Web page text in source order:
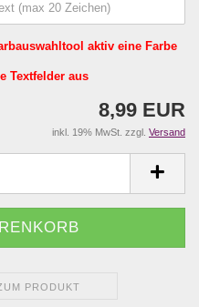
aktiv eine Farbe
Textfelder aus
8,99 EUR
inkl. 19% MwSt. zzgl. Versand
PRODUKT